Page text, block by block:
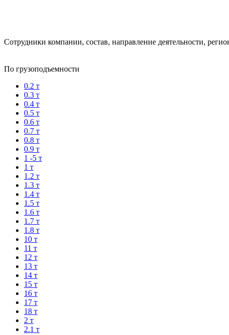
Сотрудники компании, состав, направление деятельности,
По грузоподъемности
0.2 т
0.3 т
0.4 т
0.5 т
0.6 т
0.7 т
0.8 т
0.9 т
1 -5 т
1 т
1.2 т
1.3 т
1.4 т
1.5 т
1.6 т
1.7 т
1.8 т
10 т
11 т
12 т
13 т
14 т
15 т
16 т
17 т
18 т
2 т
2.1 т